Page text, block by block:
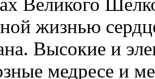
жизнью
Высокие и
медресе и